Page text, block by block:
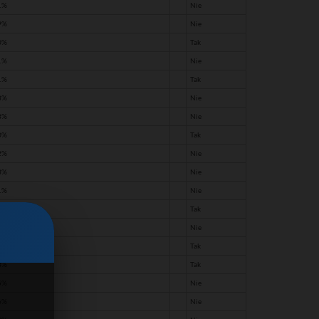
Nie
Nie
Tak
Nie
Tak
Nie
Nie
Tak
Nie
Nie
Nie
Tak
Nie
Tak
Tak
Nie
Nie